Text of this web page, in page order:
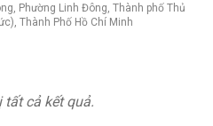
Phường Linh Đông, Thành phố Thủ
Thành Phố Hồ Chí Minh
tất cả kết quả.